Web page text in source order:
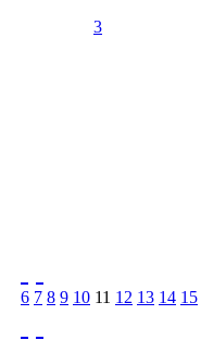
3
6 7 8 9 10 11 12 13 14 15